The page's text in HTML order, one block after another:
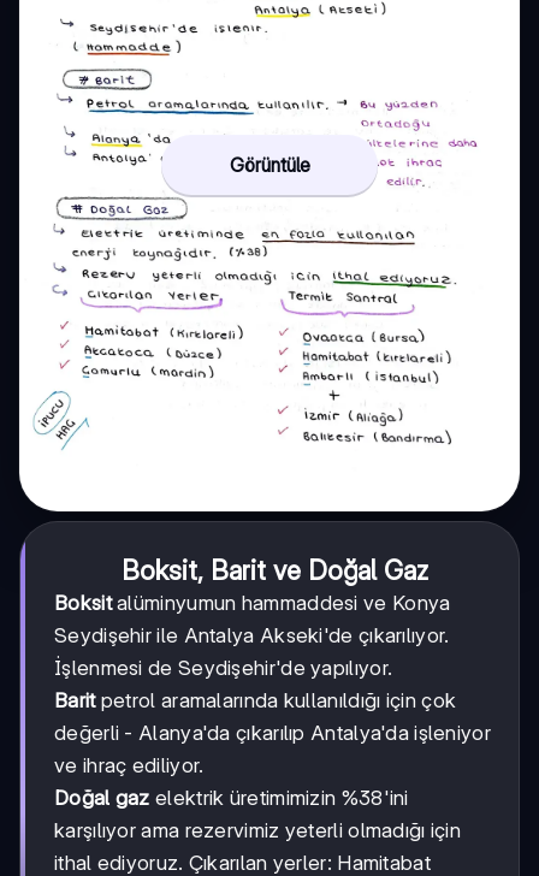
Görüntüle
Boksit, Barit ve Doğal Gaz
Boksitalüminyumun hammaddesi ve Konya
Seydişehir ile Antalya Akseki'de çıkarılıyor.
İşlenmesi de Seydişehir'de yapılıyor.
Baritpetrol aramalarında kullanıldığı için çok
değerli - Alanya'da çıkarılıp Antalya'da işleniyor
ve ihraç ediliyor.
Doğal gaz elektrik üretimimizin %38'ini
karşılıyor ama rezervimiz yeterli olmadığı için
ithal ediyoruz. Çıkarılan yerler: Hamitabat